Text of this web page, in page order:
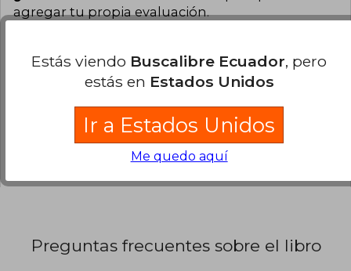
agregar tu propia evaluación.
0% (0)
0% (0)
0% (0)
0% (0)
0% (0)
Preguntas frecuentes sobre el libro
Estás viendo Buscalibre Ecuador, pero
estás en Estados Unidos
Ir a Estados Unidos
Me quedo aquí